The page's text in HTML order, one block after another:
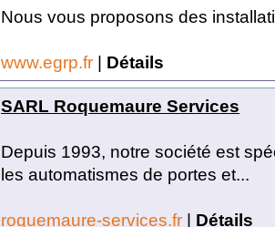
Nous vous proposons des
www.egrp.fr | Détails
SARL Roquemaure Services
Depuis 1993, notre société est
les automatismes de portes et...
roquemaure-services.fr | Détails